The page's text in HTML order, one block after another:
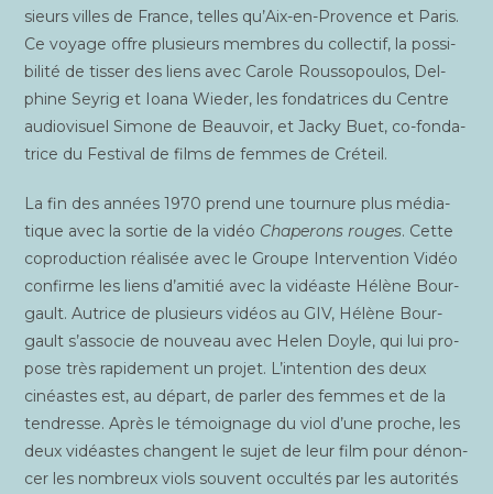
sieurs villes de France, telles qu’Aix-en-Provence et Paris.
Ce voyage offre plu­sieurs membres du col­lec­tif, la pos­si­
bi­li­té de tis­ser des liens avec Carole Rous­so­pou­los, Del­
phine Sey­rig et Ioa­na Wie­der, les fon­da­trices du Centre
audio­vi­suel Simone de Beau­voir, et Jacky Buet, co-fon­da­
trice du Fes­ti­val de films de femmes de Créteil.
La fin des années 1970 prend une tour­nure plus média­
tique avec la sor­tie de la vidéo Cha­pe­rons rouges. Cette
copro­duc­tion réa­li­sée avec le Groupe Inter­ven­tion Vidéo
confirme les liens d’amitié avec la vidéaste Hélène Bour­
gault. Autrice de plu­sieurs vidéos au GIV, Hélène Bour­
gault s’associe de nou­veau avec Helen Doyle, qui lui pro­
pose très rapi­de­ment un pro­jet. L’intention des deux
cinéastes est, au départ, de par­ler des femmes et de la
ten­dresse. Après le témoi­gnage du viol d’une proche, les
deux vidéastes changent le sujet de leur film pour dénon­
cer les nom­breux viols sou­vent occul­tés par les auto­ri­tés